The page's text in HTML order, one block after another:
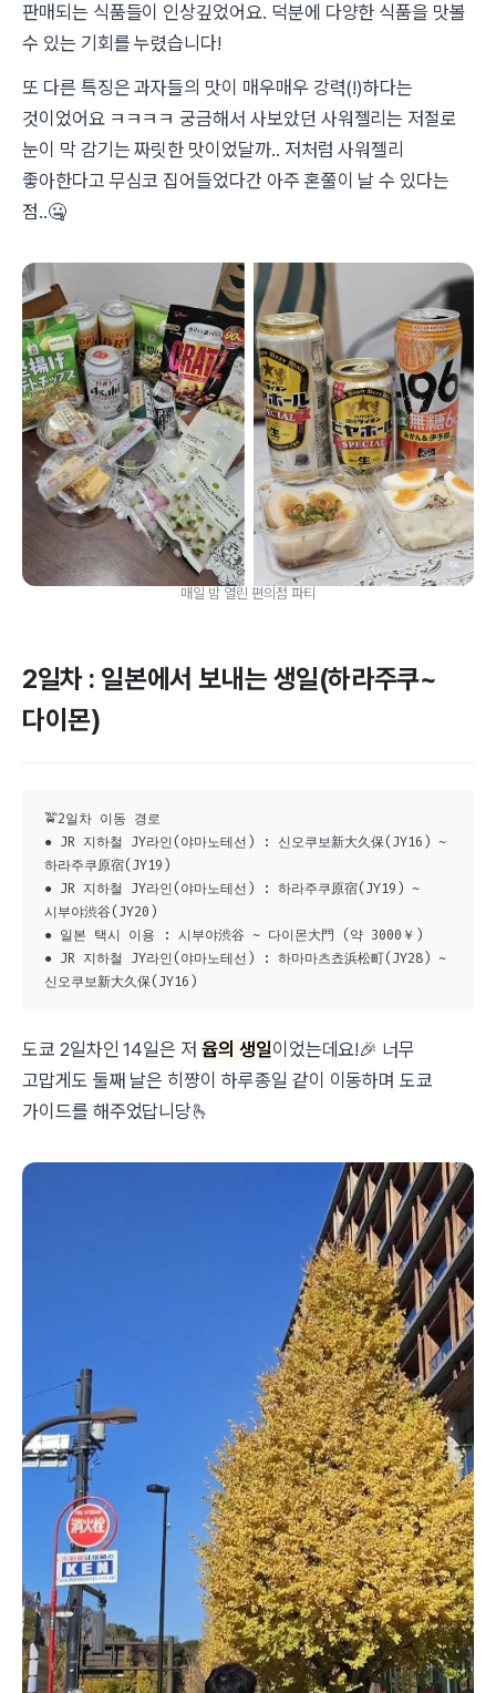
판매되는 식품들이 인상깊었어요. 덕분에 다양한 식품을 맛볼
수 있는 기회를 누렸습니다!
또 다른 특징은 과자들의 맛이 매우매우 강력(!)하다는
것이었어요 ㅋㅋㅋㅋ 궁금해서 사보았던 사워젤리는 저절로
눈이 막 감기는 짜릿한 맛이었달까.. 저처럼 사워젤리
좋아한다고 무심코 집어들었다간 아주 혼쭐이 날 수 있다는
점..🤐
매일 밤 열린 편의점 파티
2일차 : 일본에서 보내는 생일(하라주쿠~
다이몬)
🚖2일차 이동 경로
● JR 지하철 JY라인(야마노테선) : 신오쿠보新大久保(JY16) ~
하라주쿠原宿(JY19)
● JR 지하철 JY라인(야마노테선) : 하라주쿠原宿(JY19) ~
시부야渋谷(JY20)
● 일본 택시 이용 : 시부야渋谷 ~ 다이몬大門 (약 3000￥)
● JR 지하철 JY라인(야마노테선) : 하마마츠쵸浜松町(JY28) ~
신오쿠보新大久保(JY16)
도쿄 2일차인 14일은 저윱의 생일이었는데요!🎉 너무
고맙게도 둘째 날은 히쨩이 하루종일 같이 이동하며 도쿄
가이드를 해주었답니당🫰